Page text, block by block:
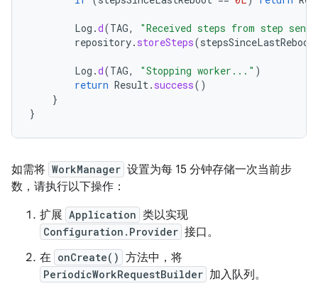
Log .d(TAG,
"Received steps from step
repository. storeSteps(stepsSinceLastReboot
Log .d(TAG, "Stopping worker..." )
return Result. success()
}
}
如需将 WorkManager 设置为每 15 分钟存储一次当前步
数，请执行以下操作：
扩展 Application 类以实现
Configuration.Provider 接口。
在 onCreate() 方法中，将
PeriodicWorkRequestBuilder 加入队列。